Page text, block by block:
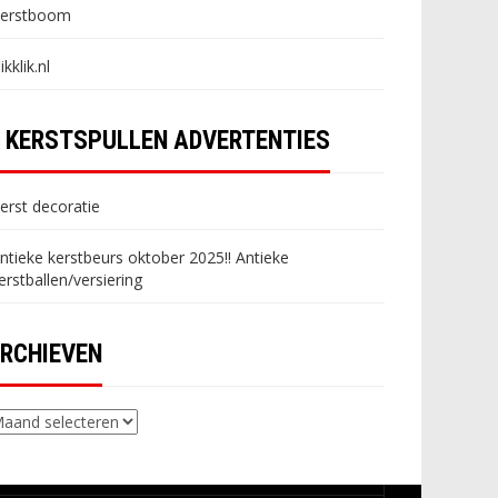
KERSTSPULLEN ADVERTENTIES
decoratie
kerstbeurs oktober 2025!! Antieke
versiering